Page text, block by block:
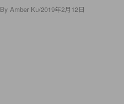
By Amber Ku/2019年2月12日